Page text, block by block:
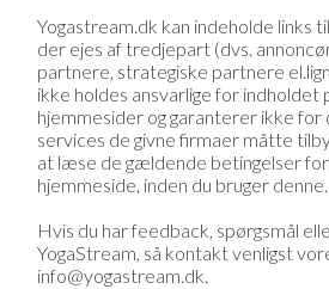
Yogastream.dk kan indeholde links
der ejes af tredjepart (dvs.
partnere, strategiske partnere
ikke holdes ansvarlige for indholdet
hjemmesider og garanterer ikke
services de givne firmaer måtte
at læse de gældende betingelser for
hjemmeside, inden du bruger denne.
Hvis du har feedback, spørgsmål
YogaStream, så kontakt venligst
info@yogastream.dk.